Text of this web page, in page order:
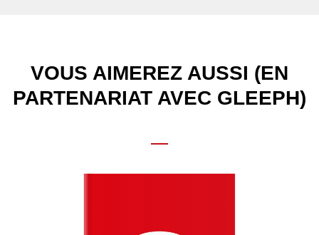
VOUS AIMEREZ AUSSI (EN
PARTENARIAT AVEC GLEEPH)